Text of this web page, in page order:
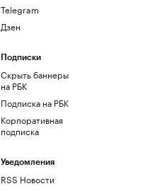
Telegram
Дзен
Подписки
Скрыть баннеры
на РБК
Подписка на РБК
Корпоративная
подписка
Уведомления
RSS Новости